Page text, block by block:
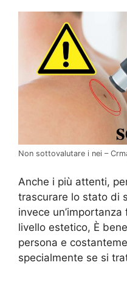
Non sottovalutare i nei –
Anche i più attenti,
trascurare lo stato di
invece
livello estetico, È
persona e
specialmente se si